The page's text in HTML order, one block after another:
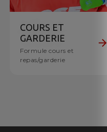
COURS ET
GARDERIE
Formule cours et
repas/garderie